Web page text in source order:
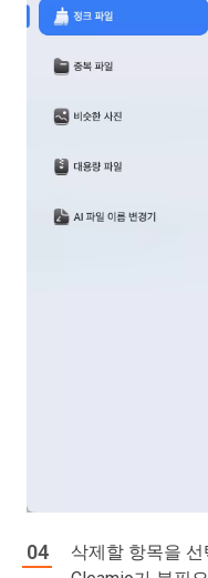
삭제할 항목을 선